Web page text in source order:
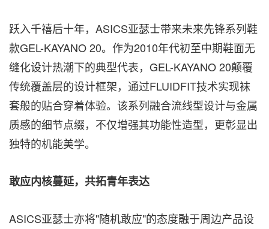
跃入千禧后十年，ASICS亚瑟士带来未来先锋系列鞋
款GEL-KAYANO 20。作为2010年代初至中期鞋面无
缝化设计热潮下的典型代表，GEL-KAYANO 20颠覆
传统覆盖层的设计框架，通过FLUIDFIT技术实现袜
套般的贴合穿着体验。该系列融合流线型设计与金属
质感的细节点缀，不仅增强其功能性造型，更彰显出
独特的机能美学。
敢应内核蔓延，共拓青年表达
ASICS亚瑟士亦将"随机敢应"的态度融于周边产品设